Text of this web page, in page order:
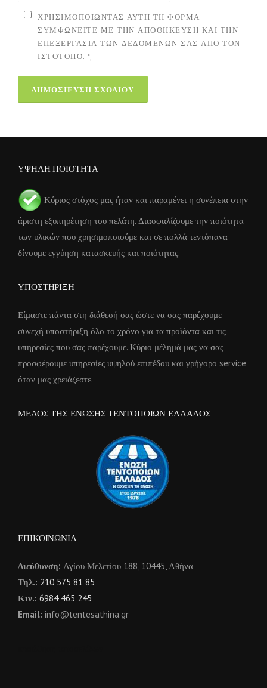
ΧΡΗΣΙΜΟΠΟΙΏΝΤΑΣ ΑΥΤΉ ΤΗ ΦΌΡΜΑ
ΣΥΜΦΩΝΕΊΤΕ ΜΕ ΤΗΝ ΑΠΟΘΉΚΕΥΣΗ ΚΑΙ ΤΗΝ
ΕΠΕΞΕΡΓΑΣΊΑ ΤΩΝ ΔΕΔΟΜΈΝΩΝ ΣΑΣ ΑΠΌ ΤΟΝ
ΙΣΤΌΤΟΠΟ. *
ΥΨΗΛΗ ΠΟΙΟΤΗΤΑ
Κύριος στόχος μας ήταν και παραμένει η συνέπεια στην
άριστη εξυπηρέτηση του πελάτη. Διασφαλίζουμε την ποιότητα
των υλικών που χρησιμοποιούμε και σε πολλά τεντόπανα
δίνουμε εγγύηση κατασκευής και ποιότητας.
ΥΠΟΣΤΗΡΙΞΗ
Είμαστε πάντα στη διάθεσή σας ώστε να σας παρέχουμε
συνεχή υποστήριξη όλο το χρόνο για τα προϊόντα και τις
υπηρεσίες που σας παρέχουμε. Κύριο μέλημά μας να σας
προσφέρουμε υπηρεσίες υψηλού επιπέδου και γρήγορο service
όταν μας χρειάζεστε.
ΜΕΛΟΣ ΤΗΣ ΕΝΩΣΗΣ ΤΕΝΤΟΠΟΙΩΝ ΕΛΛΑΔΟΣ
ΕΠΙΚΟΙΝΩΝΙΑ
Διεύθυνση: Αγίου Μελετίου 188, 10445, Αθήνα
Τηλ.: 210 575 81 85
Κιν.: 6984 465 245
Email: info@tentesathina.gr